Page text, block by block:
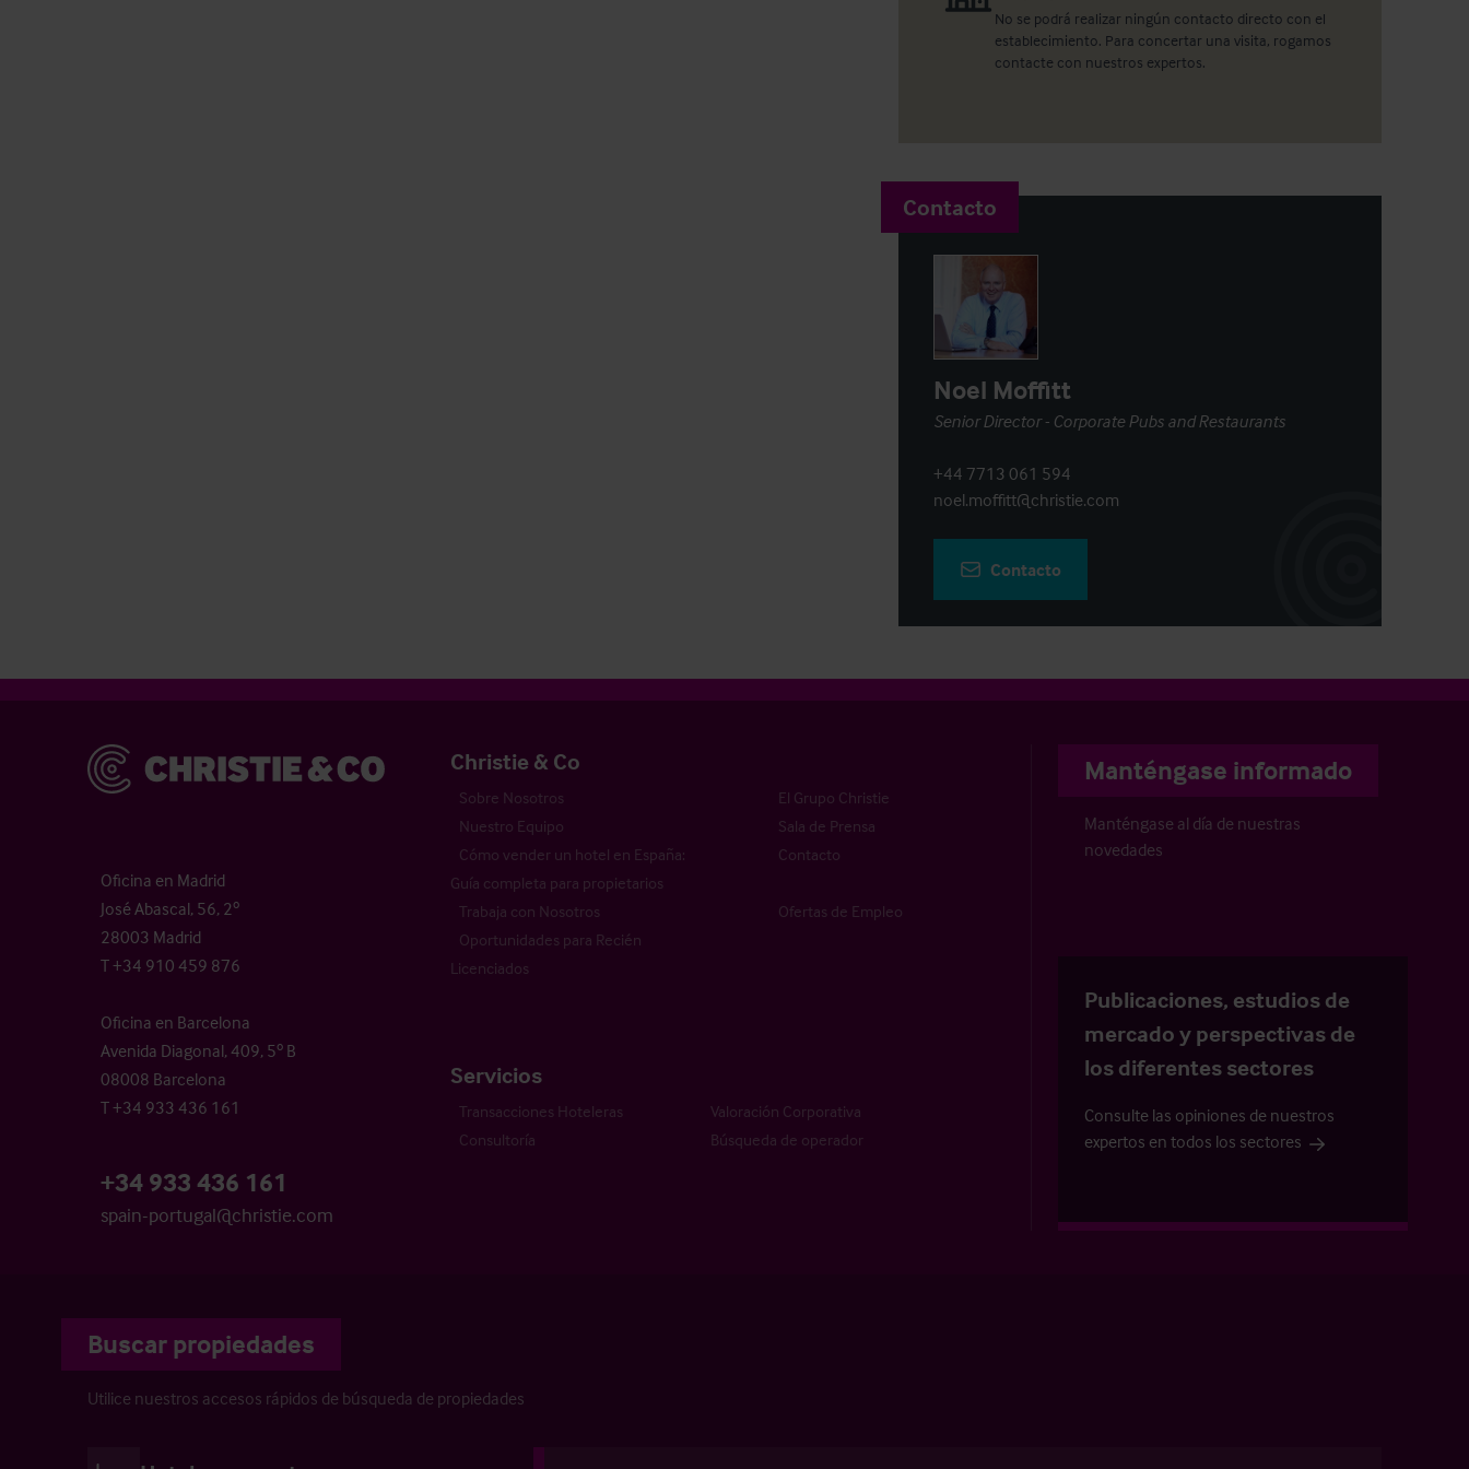
No se podrá realizar ningún contacto directo con el
establecimiento. Para concertar una visita, rogamos
contacte con nuestros expertos.
Contacto
Noel Moffitt
Senior Director - Corporate Pubs and Restaurants
+44 7713 061 594
noel.moffitt@christie.com
Contacto
Christie & Co
Oficina en Madrid
José Abascal, 56, 2º
28003 Madrid
T +34 910 459 876
Oficina en Barcelona
Avenida Diagonal, 409, 5º B
08008 Barcelona
T +34 933 436 161
+34 933 436 161
spain-portugal@christie.com
Christie & Co
Sobre Nosotros
El Grupo Christie
Nuestro Equipo
Sala de Prensa
Cómo vender un hotel en España:
Guía completa para propietarios
Contacto
Trabaja con Nosotros
Ofertas de Empleo
Oportunidades para Recién
Licenciados
Servicios
Transacciones Hoteleras
Valoración Corporativa
Consultoría
Búsqueda de operador
Manténgase informado
Manténgase al día de nuestras
novedades
Publicaciones, estudios de
mercado y perspectivas de
los diferentes sectores
Consulte las opiniones de nuestros
expertos en todos los sectores
Buscar propiedades
Utilice nuestros accesos rápidos de búsqueda de propiedades